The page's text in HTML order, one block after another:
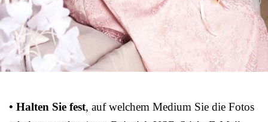
• Halten Sie fest, auf welchem Medium Sie die Fotos